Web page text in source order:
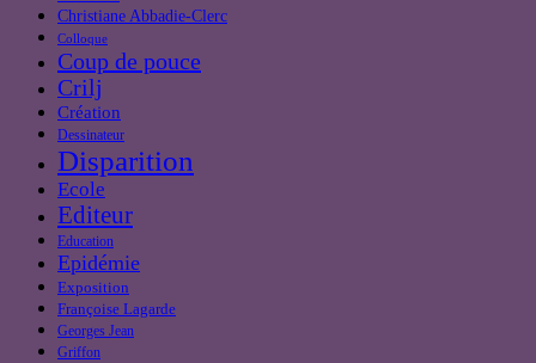
Christiane Abbadie-Clerc
Colloque
Coup de pouce
Crilj
Création
Dessinateur
Disparition
Ecole
Editeur
Education
Epidémie
Exposition
Françoise Lagarde
Georges Jean
Griffon